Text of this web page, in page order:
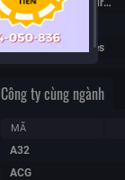
FTSE 100 Futures
DAX Futures
CAC 40 Futures
Công ty cùng ngành
MÃ
A32
ACG